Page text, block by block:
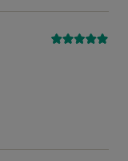
Radek